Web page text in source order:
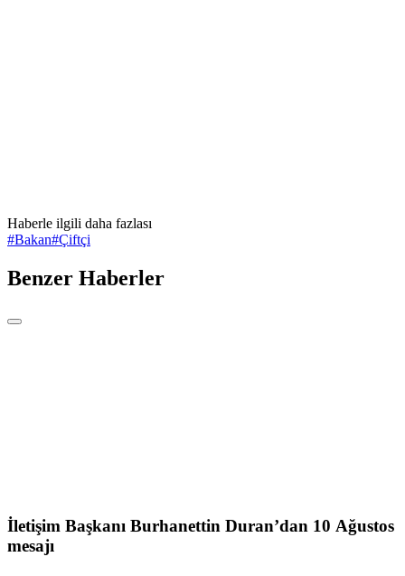
Haberle ilgili daha fazlası
#Bakan#Çiftçi
Benzer Haberler
İletişim Başkanı Burhanettin Duran’dan 10 Ağustos
mesajı